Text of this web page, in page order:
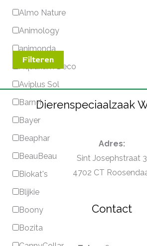
Almo Nature
Animology
animonda
Aquarium Deco
Aviplus Sol
Barn-I
Bayer
Beaphar
BeauBeau
Biokat's
Blijkie
Boony
Bozita
Filteren
Dierenspeciaalzaak
Adres:
Sint Josephstraat 3
4702 CT
Contact